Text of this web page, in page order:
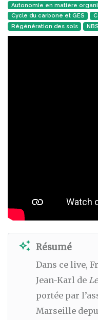
Autonomie en matière
Cycle du carbone et GES
Régénération des sols
auto_awesome Résumé
Dans ce live,
Jean-Karl de
portée par
Marseille